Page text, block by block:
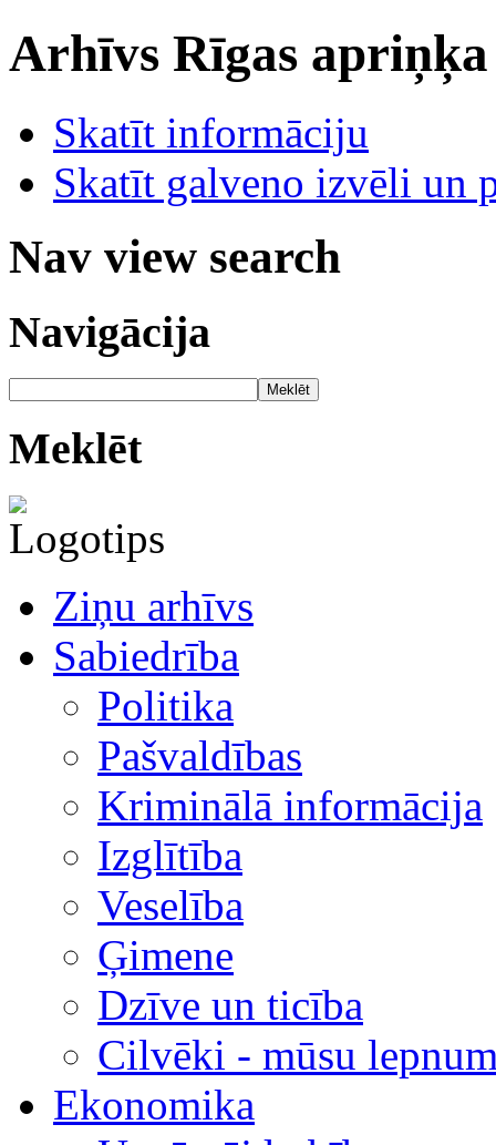
Arhīvs Rīgas
Skatīt informāciju
Skatīt galveno izvēli un
Nav view search
Navigācija
Meklēt
Meklēt
Ziņu arhīvs
Sabiedrība
Politika
Pašvaldības
Kriminālā informācija
Izglītība
Veselība
Ģimene
Dzīve un ticība
Cilvēki - mūsu
Ekonomika